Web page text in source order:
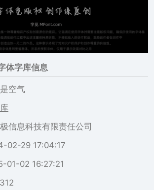
体字库信息
空气
信息科技有限责任公司
02-29 17:04:17
01-02 16:27:21